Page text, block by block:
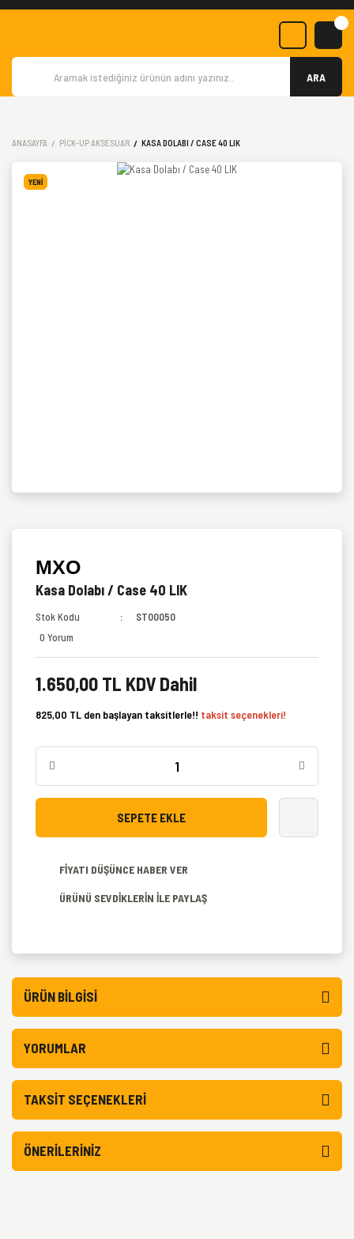
ARA
ANASAYFA PICK-UP AKSESUAR KASA DOLABI / CASE 40 LIK
YENİ
MXO
Kasa Dolabı / Case 40 LIK
Stok Kodu
ST00050
0 Yorum
1.650,00 TL KDV Dahil
825,00 TL den başlayan taksitlerle!! taksit seçenekleri!
SEPETE EKLE
FİYATI DÜŞÜNCE HABER VER
ÜRÜNÜ SEVDİKLERİN İLE PAYLAŞ
ÜRÜN BILGISI
YORUMLAR
TAKSIT SEÇENEKLERI
ÖNERILERINIZ